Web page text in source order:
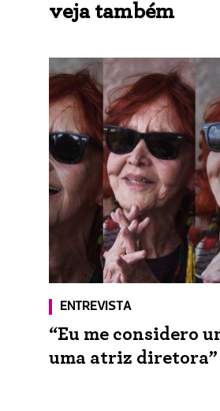
veja também
ENTREVISTA
“Eu me considero
uma atriz diretora”